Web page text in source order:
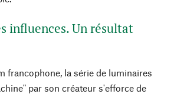
influences. Un résultat
francophone, la série de luminaires
par son créateur s'efforce de